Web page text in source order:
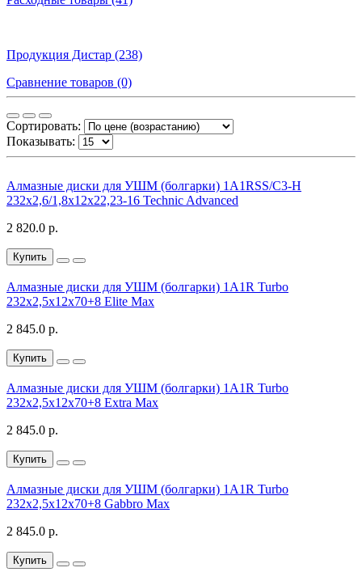
Продукция Дистар (238)
Сравнение товаров (0)
Сортировать:
Показывать:
Алмазные диски для УШМ (болгарки) 1A1RSS/C3-H
232x2,6/1,8x12x22,23-16 Technic Advanced
2 820.0 р.
Купить
Алмазные диски для УШМ (болгарки) 1A1R Turbo
232x2,5x12x70+8 Elite Max
2 845.0 р.
Купить
Алмазные диски для УШМ (болгарки) 1A1R Turbo
232x2,5x12x70+8 Extra Max
2 845.0 р.
Купить
Алмазные диски для УШМ (болгарки) 1A1R Turbo
232x2,5x12x70+8 Gabbro Max
2 845.0 р.
Купить